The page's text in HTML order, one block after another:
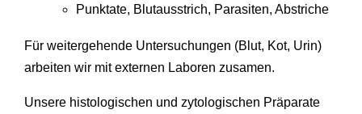
Punktate, Blutausstrich, Parasiten, Abstriche
Für weitergehende Untersuchungen (Blut, Kot, Urin)
arbeiten wir mit externen Laboren zusamen.
Unsere histologischen und zytologischen Präparate